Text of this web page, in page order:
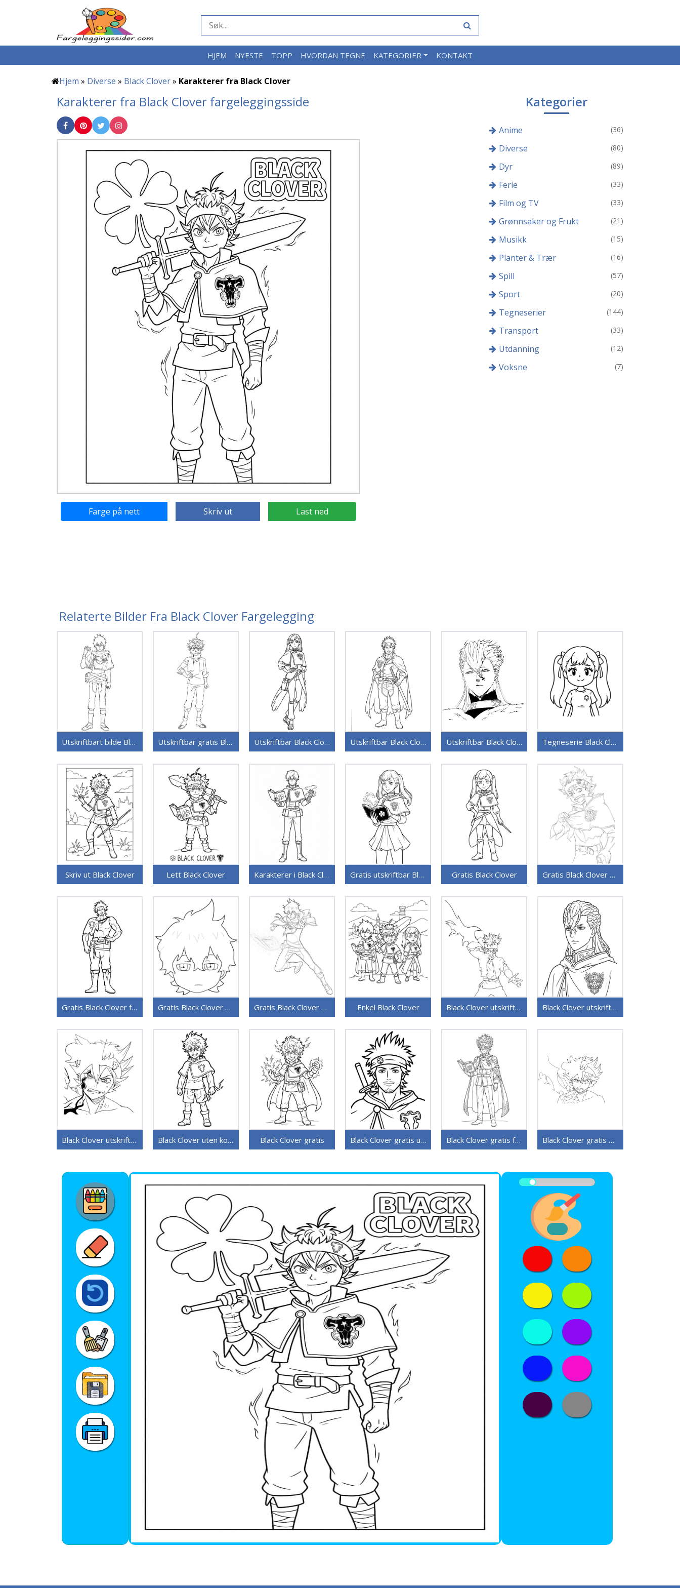
HJEM NYESTE TOPP HVORDAN TEGNE KATEGORIER KONTAKT
Hjem » Diverse » Black Clover» Karakterer fra Black Clover
Karakterer fra Black Clover fargeleggingsside
Farge på nett Skriv ut Last ned
Kategorier
Anime (36)
Diverse (80)
Dyr (89)
Ferie (33)
Film og TV (33)
Grønnsaker og Frukt (21)
Musikk (15)
Planter & Trær (16)
Spill (57)
Sport (20)
Tegneserier (144)
Transport (33)
Utdanning (12)
Voksne (7)
Relaterte Bilder Fra Black Clover Fargelegging
Utskriftbart bilde Black Clover Utskriftbar gratis Black Clover Utskriftbar Black Clover uten kostnad Utskriftbar Black Clover Utskriftbar Black Clover for barn Tegneserie Black Clover
Skriv ut Black Clover Lett Black Clover Karakterer i Black Clover Gratis utskriftbar Black Clover Gratis Black Clover Gratis Black Clover utskriftbar
Gratis Black Clover for barn Gratis Black Clover bilde Gratis Black Clover å skrive ut Enkel Black Clover Black Clover utskriftbart bilde Black Clover utskriftbar
Black Clover utskriftbar for barn Black Clover uten kostnad Black Clover gratis Black Clover gratis utskriftbar Black Clover gratis for barn Black Clover gratis bilde